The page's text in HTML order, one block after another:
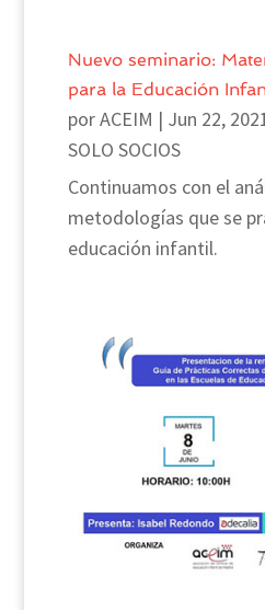
Nuevo seminario:
para la Educación
porACEIM | Jun 22,
SOLO SOCIOS
Continuamos con el
metodologías que se
educación infantil.